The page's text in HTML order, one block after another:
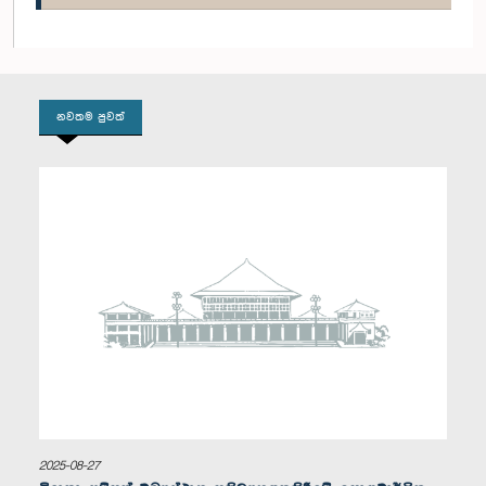
ගරු (වෛද්‍ය) නිහාල් අබේසිංහ මහතා, පා.ම.
නවතම පුවත්
2025-08-27